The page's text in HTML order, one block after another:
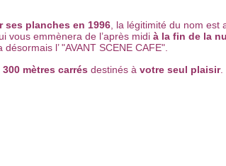
ses planches en 1996, la légitimité du nom est
vous emmènera de l’après midi à la fin de la
l’ "AVANT SCENE CAFE".
300 mètres carrés destinés à votre seul plaisir.